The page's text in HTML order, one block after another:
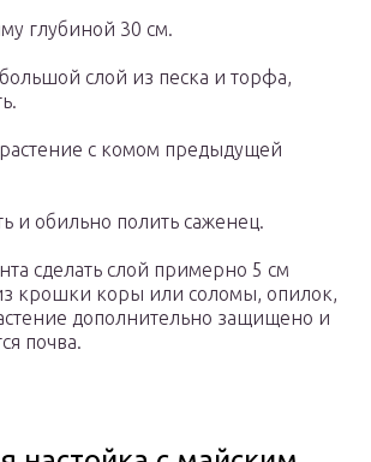
глубиной 30 см.
слой из песка и торфа,
с комом предыдущей
и обильно полить саженец.
сделать слой примерно 5 см
крошки коры или соломы, опилок,
дополнительно защищено и
почва.